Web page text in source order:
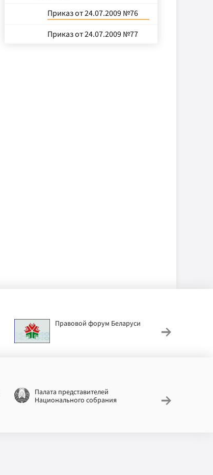
Приказ от 24.07.2009 №76
Приказ от 24.07.2009 №77
Правовой форум Беларуси
Палата представителей
Национального собрания